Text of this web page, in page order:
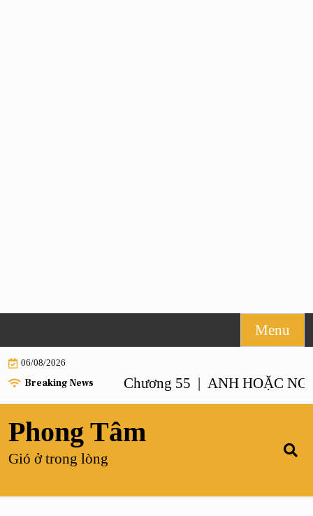
to
content
Menu
06/08/2026
Breaking News
NHƯ ANH – Chương 55 | ANH HOẶC NGƯỜI
Phong Tâm
Gió ở trong lòng